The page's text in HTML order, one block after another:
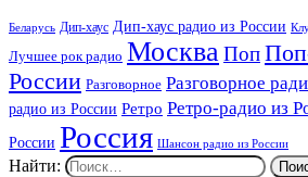
Беларусь Дип-хаус Дип-хаус радио из России
Лучшее рок радио МоскваПоп
России Разговорное Разговорное
радио из России Ретро Ретро-радио из
России Россия Шансон радио из России
Найти: